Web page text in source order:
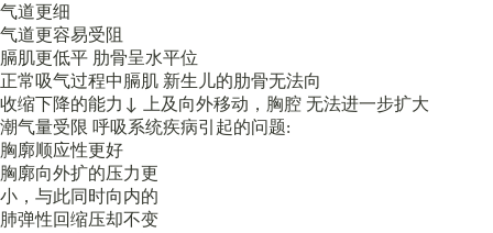
气道更细
气道更容易受阻
膈肌更低平 肋骨呈水平位
正常吸气过程中膈肌 新生儿的肋骨无法向
收缩下降的能力↓ 上及向外移动，胸腔 无法进一步扩大
潮气量受限 呼吸系统疾病引起的问题:
胸廓顺应性更好
胸廓向外扩的压力更
小，与此同时向内的
肺弹性回缩压却不变